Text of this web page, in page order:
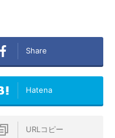
Share
Hatena
URLコピー